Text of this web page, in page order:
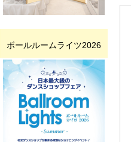
ボールルームライツ2026